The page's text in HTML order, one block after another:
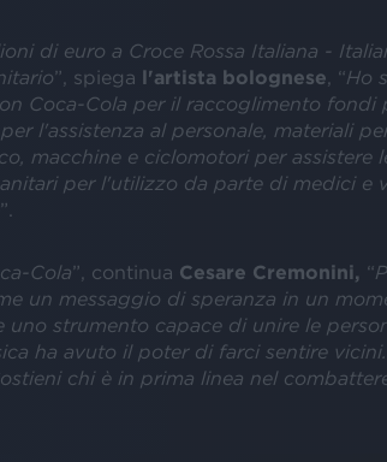
di euro a Croce Rossa Italiana -
”, spiega l'artista bolognese , “Ho
Coca-Cola per il raccoglimento fondi
l'assistenza al personale, materiali
macchine e ciclomotori per assistere
per l'utilizzo da parte di medici e
”.
Cola”, continua Cesare Cremonini, “
un messaggio di speranza in un
uno strumento capace di unire le
ha avuto il poter di farci sentire
chi è in prima linea nel